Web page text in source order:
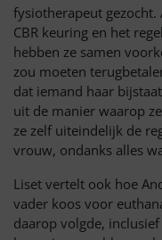
fysiotherapeut gezocht.
CBR keuring en het
hebben ze samen
zou moeten
dat iemand haar
uit de manier waarop
ze zelf uiteindelijk de
vrouw, ondanks alles
Liset vertelt ook hoe
vader koos voor
daarop volgde,